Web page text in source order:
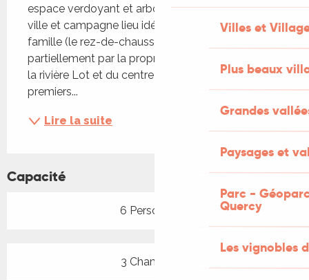
Villes et
Plus beaux
Grandes
Paysages et
Parc -
Quercy
Les vignobles
espace verdoyant et arboré d'une maison entre
ville et campagne lieu idéal pour des vacances en
famille (le rez-de-chaussée est occupé
partiellement par la propriétaire) gîte à 3 kms de
la rivière Lot et du centre historique , à 1 km des
premiers...
Lire la suite
Capacité
6 Personne(s)
3 Chambre(s)